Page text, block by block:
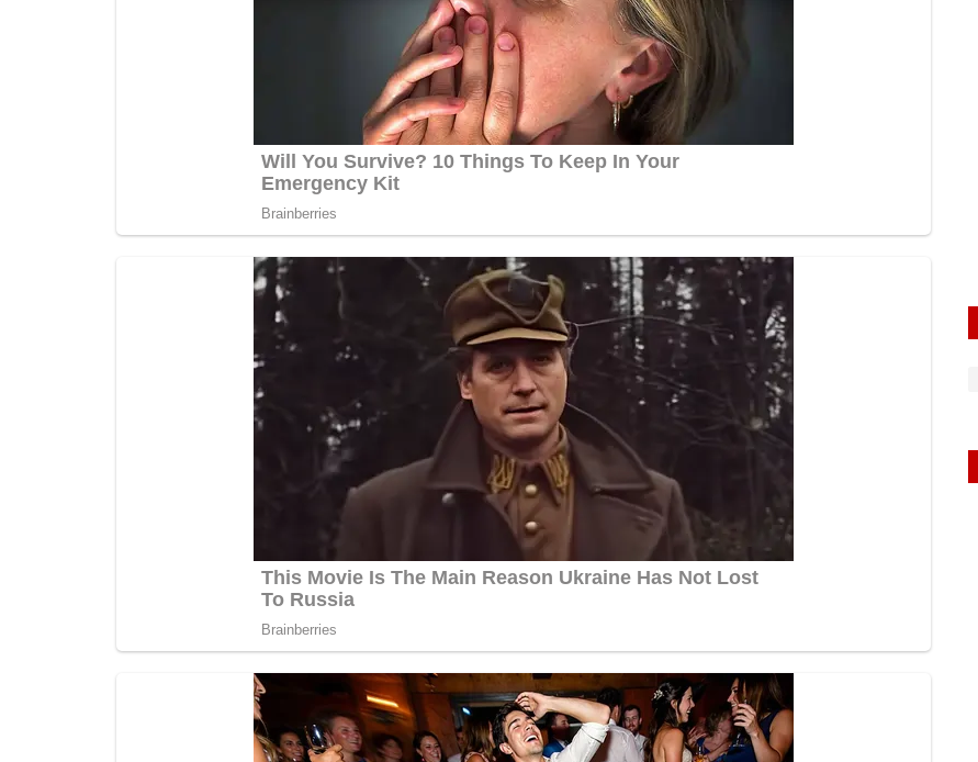
रायबरेली- दबंगो का कहेर घर में घुसकर की मारपीट,
Jun 24, 2023 0 375
भाजपा नेता नरेश अग्रवाल ने अल्पसंख्यकों से कहा-
BJP को...
rexpress Apr 23, 2023